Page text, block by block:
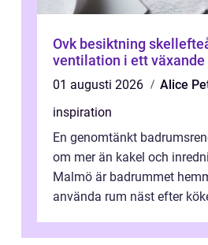
Ovk besiktning skellefteå
ventilation i ett
01 augusti 2026
Alice
inspiration
En genomtänkt
om mer än kakel och
Malmö är badrummet
använda rum näst efter
...